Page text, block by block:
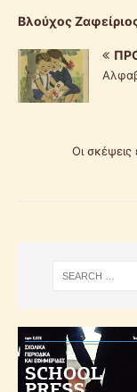
Βλούχος Ζαφείριος
Οι σκέψεις